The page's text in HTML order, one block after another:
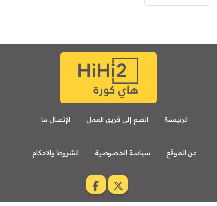
الرئيسية انضم إلى فريق العمل الإتصال بنا
عن الموقع سياسة الخصوصية الشروط والاحكام